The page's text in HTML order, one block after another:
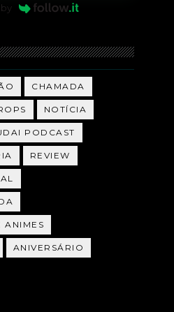
CHAMADA
NOTÍCIA
PODCAST
REVIEW
ANIMES
ANIVERSÁRIO